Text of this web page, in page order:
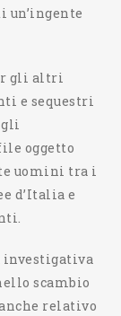
un’ingente
gli altri
e sequestri
oggetto
uomini tra i
d’Italia e
investigativa
scambio
relativo